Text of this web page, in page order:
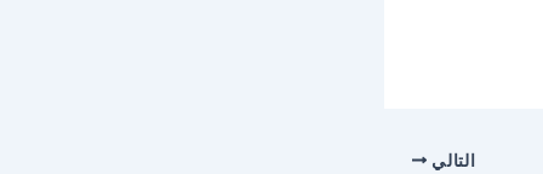
التالي